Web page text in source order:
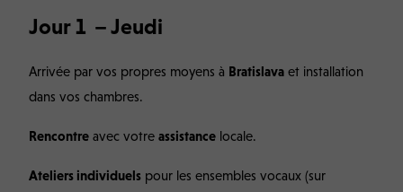
Jour 1 – Jeudi
Arrivée par vos propres moyens à Bratislava et installation
dans vos chambres.
Rencontre avec votreassistance locale.
Ateliers individuels pour les ensembles vocaux (sur